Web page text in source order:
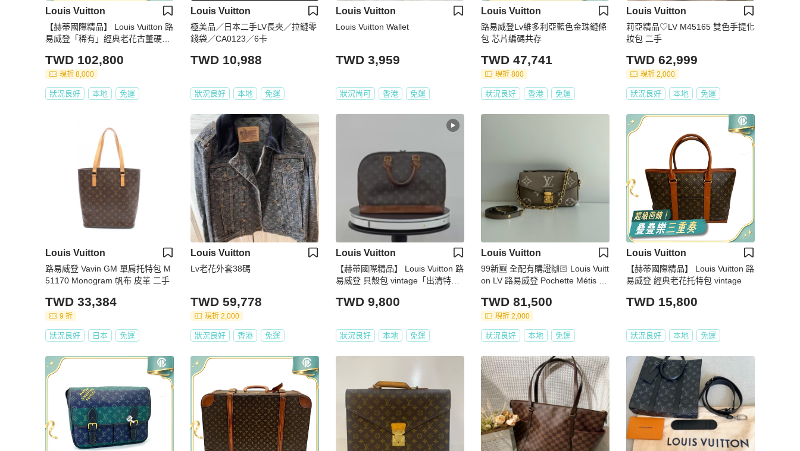
Louis Vuitton
【赫蒂國際精品】 Louis Vuitton 路
易威登「稀有」經典老花古董硬殼
TWD 102,800
現折 8,000
狀況良好 本地 免運
Louis Vuitton
極美品／日本二手LV長夾／拉鏈零
錢袋／CA0123／6卡
TWD 10,988
狀況良好 本地 免運
Louis Vuitton
Louis Vuitton Wallet
TWD 3,959
狀況尚可 香港 免運
Louis Vuitton
路易威登Lv維多利亞藍色金珠鏈條
包 芯片編碼共存
TWD 47,741
現折 800
狀況良好 香港 免運
Louis Vuitton
莉亞精品♡LV M45165 雙色手提化
妝包 二手
TWD 62,999
現折 2,000
狀況良好 本地 免運
Louis Vuitton
路易威登 Vavin GM 單肩托特包 M
51170 Monogram 帆布 皮革 二手
TWD 33,384
9 折
狀況良好 日本 免運
Louis Vuitton
Lv老花外套38碼
TWD 59,778
現折 2,000
狀況良好 香港 免運
Louis Vuitton
【赫蒂國際精品】 Louis Vuitton 路
易威登 貝殼包 vintage「出清特
TWD 9,800
狀況良好 本地 免運
Louis Vuitton
99新🆕 全配有購證🙌🏻 Louis Vuitt
on LV 路易威登 Pochette Métis Ea
TWD 81,500
現折 2,000
狀況良好 本地 免運
Louis Vuitton
【赫蒂國際精品】 Louis Vuitton 路
易威登 經典老花托特包 vintage
TWD 15,800
狀況良好 本地 免運